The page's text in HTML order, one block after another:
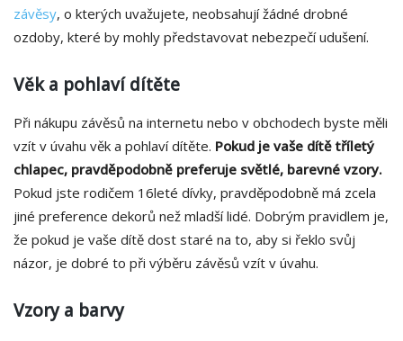
závěsy, o kterých uvažujete, neobsahují žádné drobné
ozdoby, které by mohly představovat nebezpečí udušení.
Věk a pohlaví dítěte
Při nákupu závěsů na internetu nebo v obchodech byste měli
vzít v úvahu věk a pohlaví dítěte. Pokud je vaše dítě tříletý
chlapec, pravděpodobně preferuje světlé, barevné vzory.
Pokud jste rodičem 16leté dívky, pravděpodobně má zcela
jiné preference dekorů než mladší lidé. Dobrým pravidlem je,
že pokud je vaše dítě dost staré na to, aby si řeklo svůj
názor, je dobré to při výběru závěsů vzít v úvahu.
Vzory a barvy